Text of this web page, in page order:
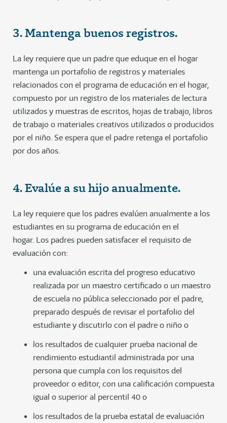
3. Mantenga buenos registros.
La ley requiere que un padre que eduque en el hogar
mantenga un portafolio de registros y materiales
relacionados con el programa de educación en el hogar,
compuesto por un registro de los materiales de lectura
utilizados y muestras de escritos, hojas de trabajo, libros
de trabajo o materiales creativos utilizados o producidos
por el niño. Se espera que el padre retenga el portafolio
por dos años.
4. Evalúe a su hijo anualmente.
La ley requiere que los padres evalúen anualmente a los
estudiantes en su programa de educación en el
hogar. Los padres pueden satisfacer el requisito de
evaluación con:
una evaluación escrita del progreso educativo
realizada por un maestro certificado o un maestro
de escuela no pública seleccionado por el padre,
preparado después de revisar el portafolio del
estudiante y discutirlo con el padre o niño o
los resultados de cualquier prueba nacional de
rendimiento estudiantil administrada por una
persona que cumpla con los requisitos del
proveedor o editor, con una calificación compuesta
igual o superior al percentil 40 o
los resultados de la prueba estatal de evaluación